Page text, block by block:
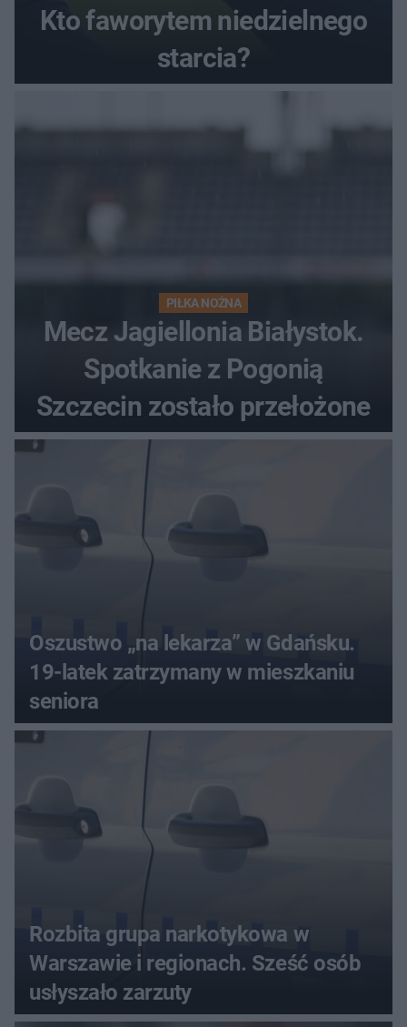
Kto faworytem niedzielnego
starcia?
PIŁKA NOŻNA
Mecz Jagiellonia Białystok.
Spotkanie z Pogonią
Szczecin zostało przełożone
Oszustwo „na lekarza” w Gdańsku.
19-latek zatrzymany w mieszkaniu
seniora
Rozbita grupa narkotykowa w
Warszawie i regionach. Sześć osób
usłyszało zarzuty